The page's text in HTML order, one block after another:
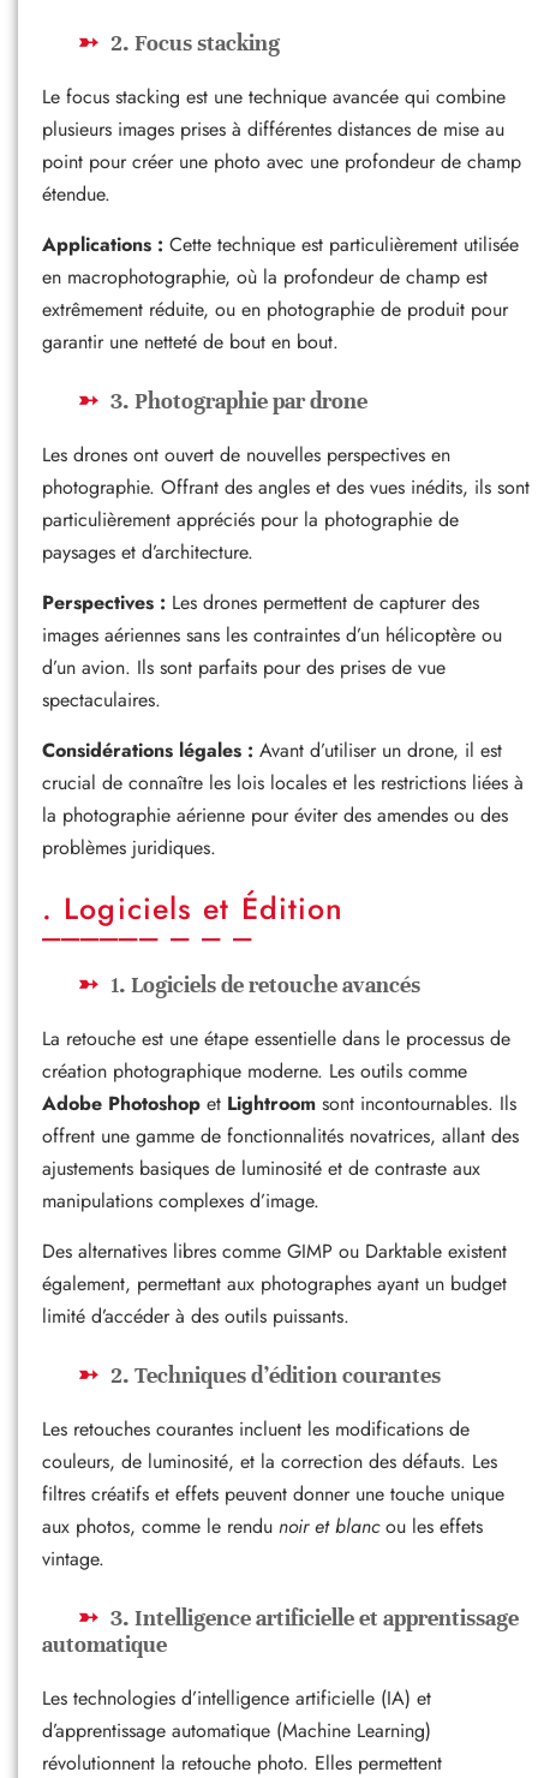
2. Focus stacking
Le focus stacking est une technique avancée qui combine
plusieurs images prises à différentes distances de mise au
point pour créer une photo avec une profondeur de champ
étendue.
Applications : Cette technique est particulièrement utilisée
en macrophotographie, où la profondeur de champ est
extrêmement réduite, ou en photographie de produit pour
garantir une netteté de bout en bout.
3. Photographie par drone
Les drones ont ouvert de nouvelles perspectives en
photographie. Offrant des angles et des vues inédits, ils sont
particulièrement appréciés pour la photographie de
paysages et d’architecture.
Perspectives : Les drones permettent de capturer des
images aériennes sans les contraintes d’un hélicoptère ou
d’un avion. Ils sont parfaits pour des prises de vue
spectaculaires.
Considérations légales : Avant d’utiliser un drone, il est
crucial de connaître les lois locales et les restrictions liées à
la photographie aérienne pour éviter des amendes ou des
problèmes juridiques.
. Logiciels et Édition
1. Logiciels de retouche avancés
La retouche est une étape essentielle dans le processus de
création photographique moderne. Les outils comme
Adobe Photoshop et Lightroom sont incontournables. Ils
offrent une gamme de fonctionnalités novatrices, allant des
ajustements basiques de luminosité et de contraste aux
manipulations complexes d’image.
Des alternatives libres comme GIMP ou Darktable existent
également, permettant aux photographes ayant un budget
limité d’accéder à des outils puissants.
2. Techniques d’édition courantes
Les retouches courantes incluent les modifications de
couleurs, de luminosité, et la correction des défauts. Les
filtres créatifs et effets peuvent donner une touche unique
aux photos, comme le rendu noir et blancou les effets
vintage.
3. Intelligence artificielle et apprentissage
automatique
Les technologies d’intelligence artificielle (IA) et
d’apprentissage automatique (Machine Learning)
révolutionnent la retouche photo. Elles permettent